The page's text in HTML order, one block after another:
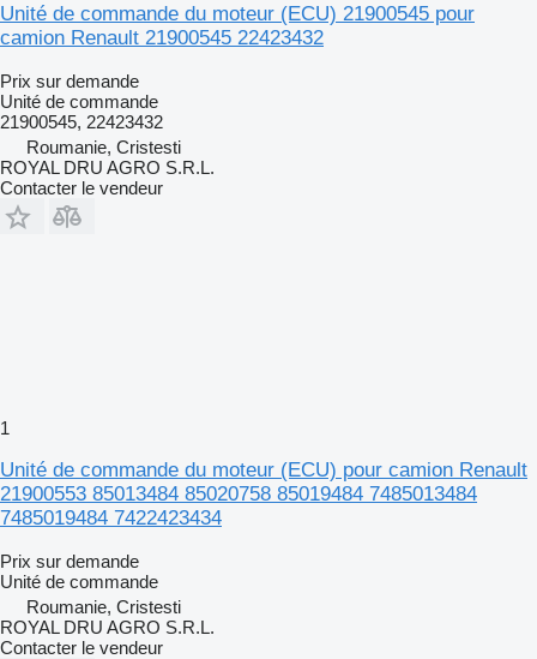
Unité de commande du moteur (ECU) 21900545 pour
camion Renault 21900545 22423432
Prix sur demande
Unité de commande
21900545, 22423432
Roumanie, Cristesti
ROYAL DRU AGRO S.R.L.
Contacter le vendeur
1
Unité de commande du moteur (ECU) pour camion Renault
21900553 85013484 85020758 85019484 7485013484
7485019484 7422423434
Prix sur demande
Unité de commande
Roumanie, Cristesti
ROYAL DRU AGRO S.R.L.
Contacter le vendeur